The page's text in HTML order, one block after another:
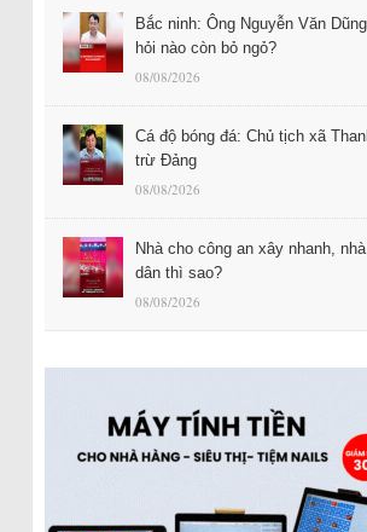
Bắc ninh: Ông Nguyễn Văn
hỏi nào còn bỏ ngỏ?
08/08/2026
Cá độ bóng đá: Chủ tịch xã
trừ Đảng
08/08/2026
Nhà cho công an xây nhanh,
dân thì sao?
08/08/2026